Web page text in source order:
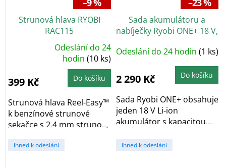
Strunová hlava RYOBI
RAC115
5,0
z
5
Odeslání do 24
hodin (10 ks)
399 Kč Do košíku
Strunová hlava Reel-Easy™
k benzínové strunové
sekačce s 2,4 mm strunou.
Kompatibilní...
Sada akumulátoru a
nabíječky Ryobi ONE+ 18 V,
Odeslání do 24 hodin (1 ks)
2 290 Kč Do košíku
Sada Ryobi ONE+ obsahuje
jeden 18 V Li-ion
akumulátor s kapacitou
ihned k odeslání ihned k odeslání